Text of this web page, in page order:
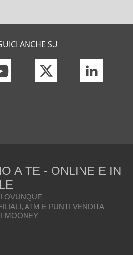
ANCHE SU
A TE - ONLINE E IN
OVUNQUE
ATM E PUNTI VENDITA
MOONEY